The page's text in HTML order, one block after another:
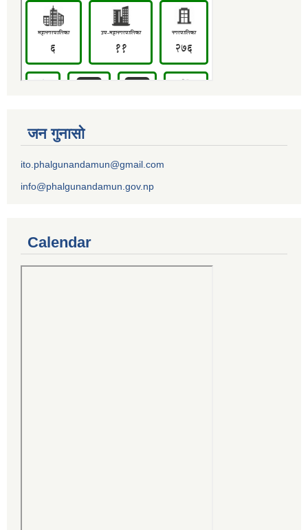
जन गुनासो
ito.phalgunandamun@gmail.com
info@phalgunandamun.gov.np
Calendar